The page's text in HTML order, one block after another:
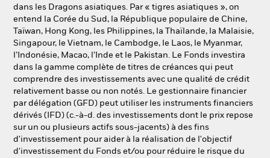
dans les Dragons asiatiques. Par « tigres asiatiques », on
entend la Corée du Sud, la République populaire de Chine,
Taïwan, Hong Kong, les Philippines, la Thaïlande, la Malaisie,
Singapour, le Vietnam, le Cambodge, le Laos, le Myanmar,
l’Indonésie, Macao, l’Inde et le Pakistan. Le Fonds investira
dans la gamme complète de titres de créances qui peut
comprendre des investissements avec une qualité de crédit
relativement basse ou non notés. Le gestionnaire financier
par délégation (GFD) peut utiliser les instruments financiers
dérivés (IFD) (c.-à-d. des investissements dont le prix repose
sur un ou plusieurs actifs sous-jacents) à des fins
d'investissement pour aider à la réalisation de l'objectif
d'investissement du Fonds et/ou pour réduire le risque du